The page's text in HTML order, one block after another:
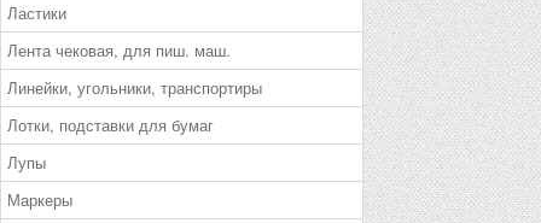
Ластики
Лента чековая, для пиш. маш.
Линейки, угольники, транспортиры
Лотки, подставки для бумаг
Лупы
Маркеры